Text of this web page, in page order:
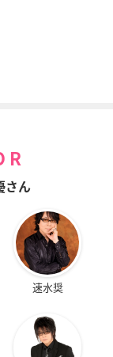
さん
速水奨